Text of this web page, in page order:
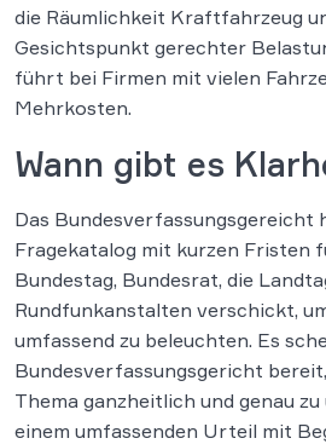
die Räumlichkeit Kraftfahrzeug
Gesichtspunkt gerechter
führt bei Firmen mit vielen
Mehrkosten.
Wann gibt es
Das Bundesverfassungsgereicht
Fragekatalog mit kurzen Fristen
Bundestag, Bundesrat, die
Rundfunkanstalten verschickt,
umfassend zu beleuchten. Es
Bundesverfassungsgericht
Thema ganzheitlich und genau
einem umfassenden Urteil mit